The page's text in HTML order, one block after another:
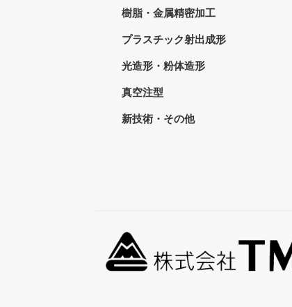
樹脂・金属精密加工
プラスチック射出成形
光造形・粉体造形
真空注型
新技術・その他